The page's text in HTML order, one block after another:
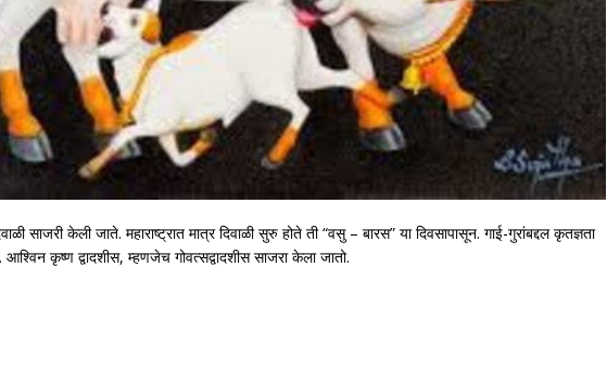
साजरी केली जाते. महाराष्ट्रात मात्र दिवाळी सुरु होते ती “वसु – बारस” या दिवसापासून. गाई-गुरांबद्दल कृतज्ञता
आश्विन कृष्ण द्वादशीस, म्हणजेच गोवत्सद्वादशीस साजरा केला जातो.